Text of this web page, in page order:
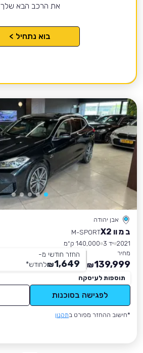
את הרכב הבא שלך
בוא נתחיל >
אבן יהודה
ב מ וו X2
M-SPORT
2021 יד 3
140,000 ק״מ
מחיר
139,999
₪
החזר חודשי מ-
1,649
₪לחודש*
תוספות לעיסקה
לפגישה בסוכנות
*חישוב ההחזר מפורט בתקנון